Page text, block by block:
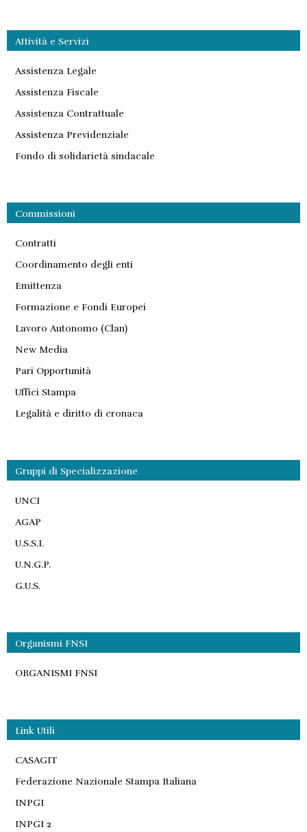
Attività e Servizi
Assistenza Legale
Assistenza Fiscale
Assistenza Contrattuale
Assistenza Previdenziale
Fondo di solidarietà sindacale
Commissioni
Contratti
Coordinamento degli enti
Emittenza
Formazione e Fondi Europei
Lavoro Autonomo (Clan)
New Media
Pari Opportunità
Uffici Stampa
Legalità e diritto di cronaca
Gruppi di Specializzazione
UNCI
AGAP
U.S.S.I.
U.N.G.P.
G.U.S.
Organismi FNSI
ORGANISMI FNSI
Link Utili
CASAGIT
Federazione Nazionale Stampa Italiana
INPGI
INPGI 2